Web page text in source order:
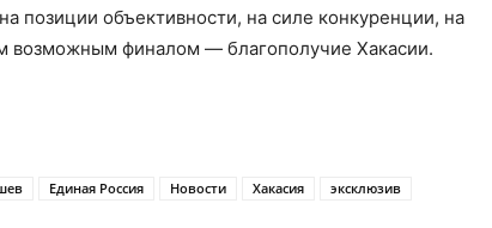
позиции объективности, на силе конкуренции, на
возможным финалом — благополучие Хакасии.
Единая Россия Новости Хакасия эксклюзив